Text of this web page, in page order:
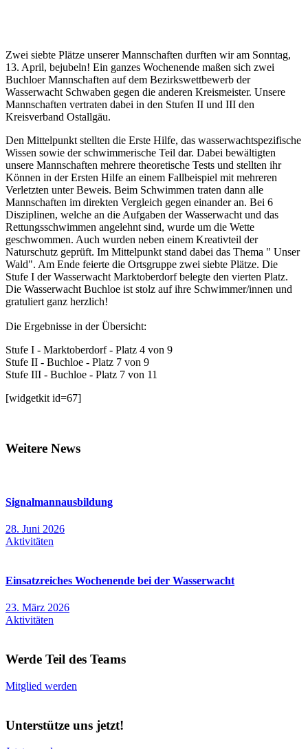
Zwei siebte Plätze unserer Mannschaften durften wir am Sonntag,
13. April, bejubeln! Ein ganzes Wochenende maßen sich zwei
Buchloer Mannschaften auf dem Bezirkswettbewerb der
Wasserwacht Schwaben gegen die anderen Kreismeister. Unsere
Mannschaften vertraten dabei in den Stufen II und III den
Kreisverband Ostallgäu.
Den Mittelpunkt stellten die Erste Hilfe, das wasserwachtspezifische
Wissen sowie der schwimmerische Teil dar. Dabei bewältigten
unsere Mannschaften mehrere theoretische Tests und stellten ihr
Können in der Ersten Hilfe an einem Fallbeispiel mit mehreren
Verletzten unter Beweis. Beim Schwimmen traten dann alle
Mannschaften im direkten Vergleich gegen einander an. Bei 6
Disziplinen, welche an die Aufgaben der Wasserwacht und das
Rettungsschwimmen angelehnt sind, wurde um die Wette
geschwommen. Auch wurden neben einem Kreativteil der
Naturschutz geprüft. Im Mittelpunkt stand dabei das Thema " Unser
Wald". Am Ende feierte die Ortsgruppe zwei siebte Plätze. Die
Stufe I der Wasserwacht Marktoberdorf belegte den vierten Platz.
Die Wasserwacht Buchloe ist stolz auf ihre Schwimmer/innen und
gratuliert ganz herzlich!
Die Ergebnisse in der Übersicht:
Stufe I - Marktoberdorf - Platz 4 von 9
Stufe II - Buchloe - Platz 7 von 9
Stufe III - Buchloe - Platz 7 von 11
[widgetkit id=67]
Weitere News
Signalmannausbildung
28. Juni 2026
Aktivitäten
Einsatzreiches Wochenende bei der Wasserwacht
23. März 2026
Aktivitäten
Werde Teil des Teams
Mitglied werden
Unterstütze uns jetzt!